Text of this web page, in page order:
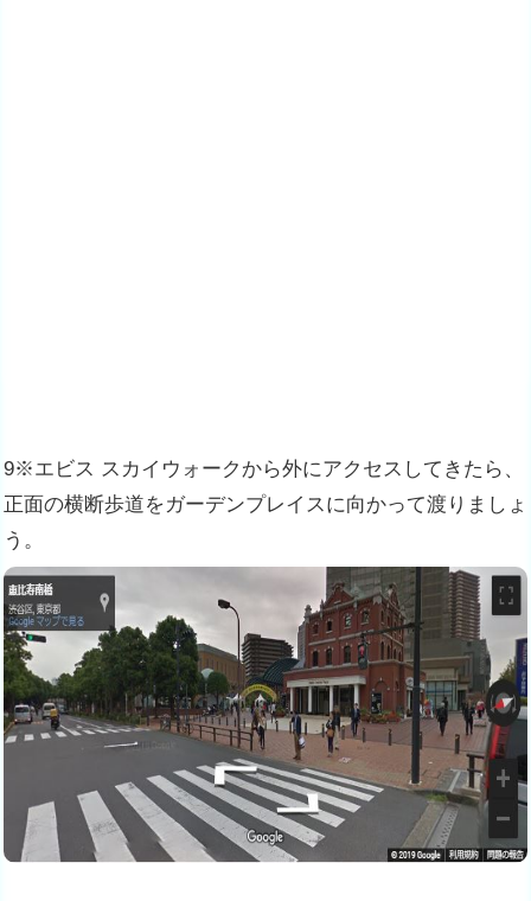
9※エビス スカイウォークから外にアクセスしてきたら、
正面の横断歩道をガーデンプレイスに向かって渡りましょ
う。